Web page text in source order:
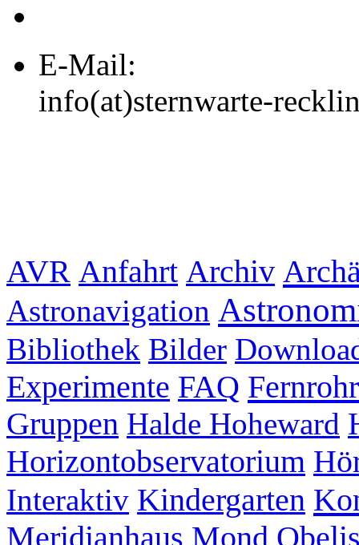
E-Mail:
info(at)sternwarte-
AVR Anfahrt Archiv
Astronavigation
Bibliothek Bilder
Experimente FAQ Fernrohr
Gruppen Halde Hoheward
Horizontobservatorium
Interaktiv Kindergarten
Meridianhaus Mond